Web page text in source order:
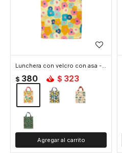
Lunchera con velcro con asa - Amarillo
$ 380 $ 323